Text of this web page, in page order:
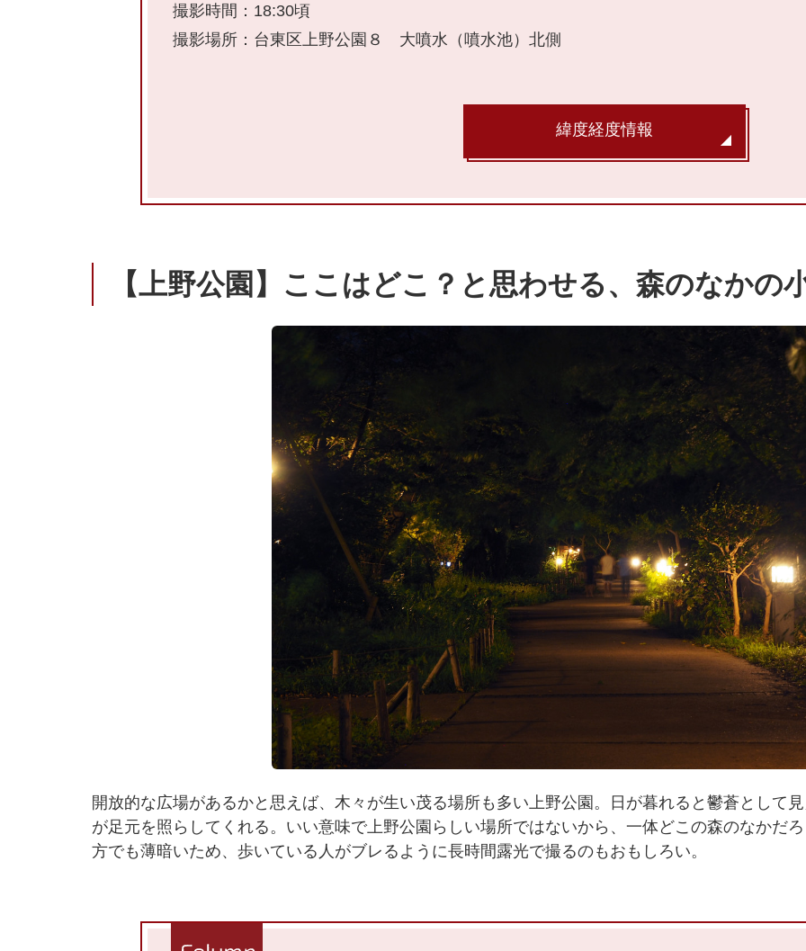
撮影時間：18:30頃
撮影場所：台東区上野公園８ 大噴水（噴水池）北側
緯度経度情報
【上野公園】ここはどこ？と思わせる、森のなかの
開放的な広場があるかと思えば、木々が生い茂る場所も多い上野公園。日が暮れると鬱蒼として
が足元を照らしてくれる。いい意味で上野公園らしい場所ではないから、一体どこの森のなかだ
方でも薄暗いため、歩いている人がブレるように長時間露光で撮るのもおもしろい。